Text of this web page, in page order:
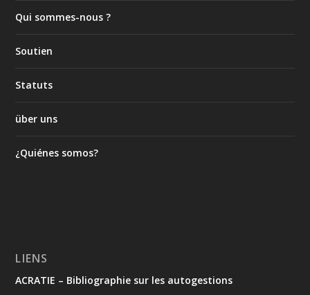
Qui sommes-nous ?
Soutien
Statuts
über uns
¿Quiénes somos?
LIENS
ACRATIE – Bibliographie sur les autogestions